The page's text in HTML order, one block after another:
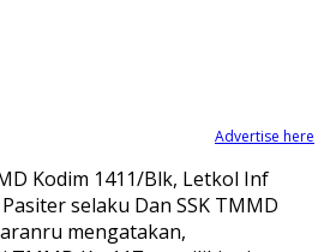
Advertise here
Kodim 1411/Blk, Letkol Inf
selaku Dan SSK TMMD
mengatakan,